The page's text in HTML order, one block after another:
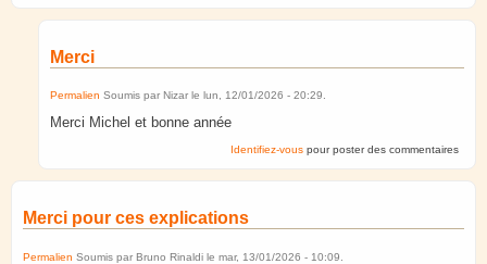
Merci
Permalien Soumis par Nizar le lun, 12/01/2026 - 20:29.
Merci Michel et bonne année
Identifiez-vous pour poster des commentaires
Merci pour ces explications
Permalien Soumis par Bruno Rinaldi le mar, 13/01/2026 - 10:09